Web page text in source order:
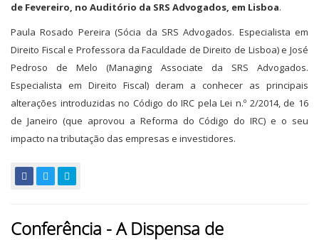
de Fevereiro, no Auditório da SRS Advogados, em Lisboa.
Paula Rosado Pereira (Sócia da SRS Advogados. Especialista em
Direito Fiscal e Professora da Faculdade de Direito de Lisboa) e José
Pedroso de Melo (Managing Associate da SRS Advogados.
Especialista em Direito Fiscal) deram a conhecer as principais
alterações introduzidas no Código do IRC pela Lei n.º 2/2014, de 16
de Janeiro (que aprovou a Reforma do Código do IRC) e o seu
impacto na tributação das empresas e investidores.
Conferência - A Dispensa de